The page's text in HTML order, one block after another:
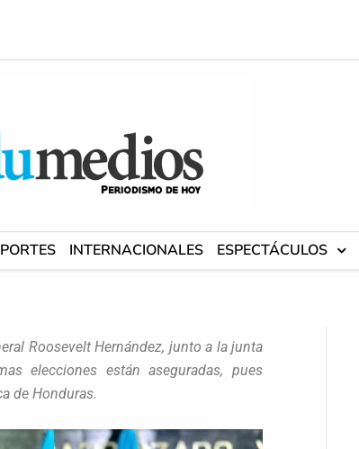
INTERNACIONALES ESPECTÁCULOS
Roosevelt Hernández, junto a la junta
elecciones están aseguradas, pues
de Honduras.